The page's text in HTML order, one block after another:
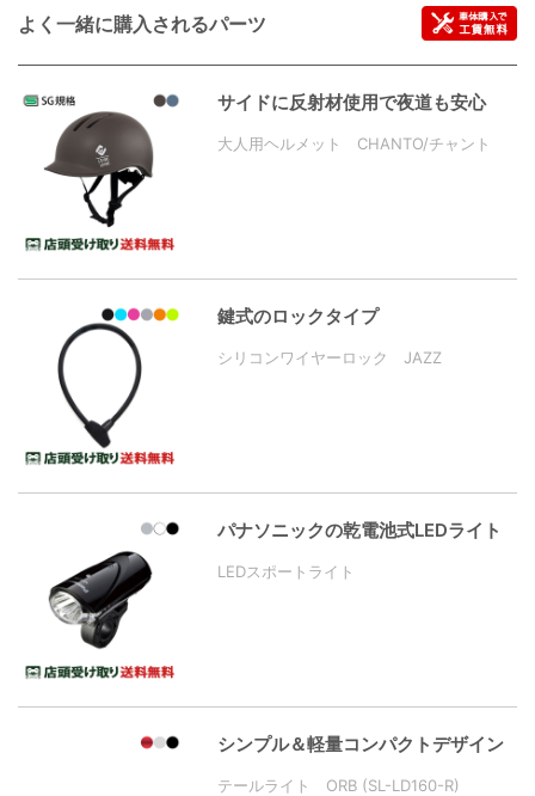
よく一緒に購入されるパーツ
サイドに反射材使用で夜道も安心
大人用ヘルメット CHANTO/チャント
鍵式のロックタイプ
シリコンワイヤーロック JAZZ
パナソニックの乾電池式LEDライト
LEDスポートライト
シンプル＆軽量コンパクトデザイン
テールライト ORB (SL-LD160-R)